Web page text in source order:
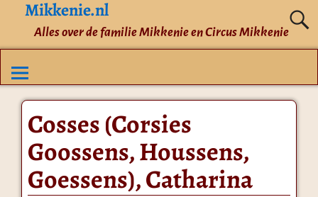
Mikkenie.nl
Alles over de familie Mikkenie en Circus Mikkenie
Cosses (Corsies
Goossens, Houssens,
Goessens), Catharina